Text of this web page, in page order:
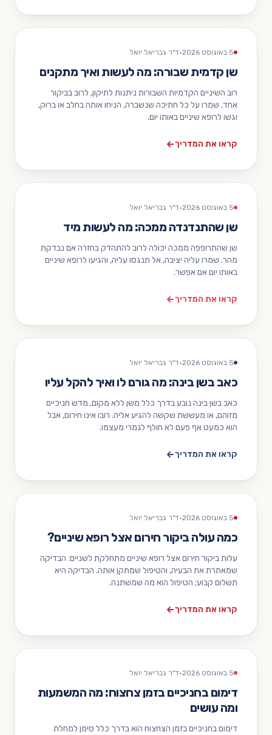
5 באוגוסט 2026 ·ד"ר גבריאל יואל
שן קדמית שבורה: מה לעשות ואיך מתקנים
רוב השיניים הקדמיות השבורות ניתנות לתיקון, לרוב בביקור
אחד. שמרו על כל חתיכה שנשברה, הניחו אותה בחלב או ברוק,
וגשו לרופא שיניים באותו יום.
קראו את המדריך
5 באוגוסט 2026 ·ד"ר גבריאל יואל
שן שהתנדנדה ממכה: מה לעשות מיד
שן שהתרופפה ממכה יכולה לרוב להתהדק בחזרה אם נבדקת
מהר. שמרו עליה יציבה, אל תנגסו עליה, והגיעו לרופא שיניים
באותו יום אם אפשר.
קראו את המדריך
5 באוגוסט 2026 ·ד"ר גבריאל יואל
כאב בשן בינה: מה גורם לו ואיך להקל עליו
כאב בשן בינה נובע בדרך כלל משן ללא מקום, מדש חניכיים
מזוהם, או מעששת שקשה להגיע אליה. רובו אינו חירום, אבל
הוא כמעט אף פעם לא חולף לגמרי מעצמו.
קראו את המדריך
5 באוגוסט 2026 ·ד"ר גבריאל יואל
כמה עולה ביקור חירום אצל רופא שיניים?
עלות ביקור חירום אצל רופא שיניים מתחלקת לשניים: הבדיקה
שמאתרת את הבעיה, והטיפול שמתקן אותה. הבדיקה היא
תשלום קבוע; הטיפול הוא מה שמשתנה.
קראו את המדריך
5 באוגוסט 2026 ·ד"ר גבריאל יואל
דימום בחניכיים בזמן צחצוח: מה המשמעות
ומה עושים
דימום בחניכיים בזמן הצחצוח הוא בדרך כלל סימן למחלת